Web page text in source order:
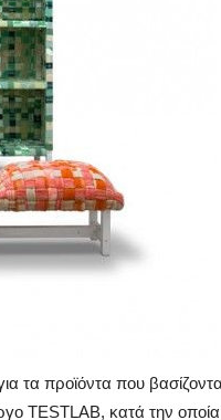
τα προϊόντα που
TESTLAB, κατά την